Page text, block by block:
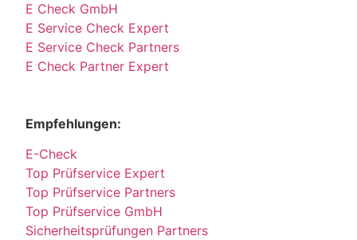
E Check GmbH
E Service Check Expert
E Service Check Partners
E Check Partner Expert
Empfehlungen:
E-Check
Top Prüfservice Expert
Top Prüfservice Partners
Top Prüfservice GmbH
Sicherheitsprüfungen Partners